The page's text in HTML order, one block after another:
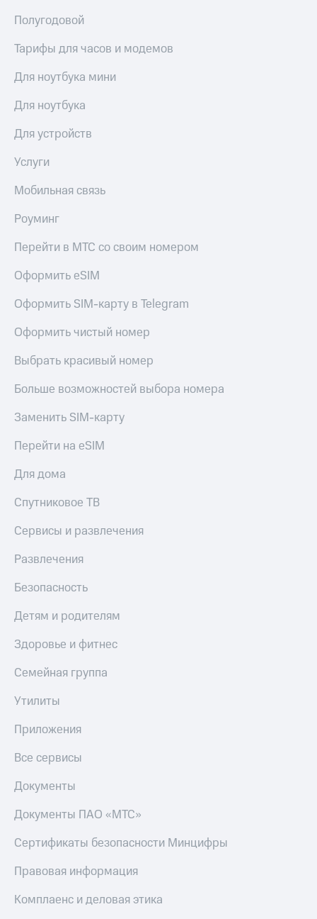
Полугодовой
Тарифы для часов и модемов
Для ноутбука мини
Для ноутбука
Для устройств
Услуги
Мобильная связь
Роуминг
Перейти в МТС со своим номером
Оформить eSIM
Оформить SIM-карту в Telegram
Оформить чистый номер
Выбрать красивый номер
Больше возможностей выбора номера
Заменить SIM-карту
Перейти на eSIM
Для дома
Спутниковое ТВ
Сервисы и развлечения
Развлечения
Безопасность
Детям и родителям
Здоровье и фитнес
Семейная группа
Утилиты
Приложения
Все сервисы
Документы
Документы ПАО «МТС»
Сертификаты безопасности Минцифры
Правовая информация
Комплаенс и деловая этика